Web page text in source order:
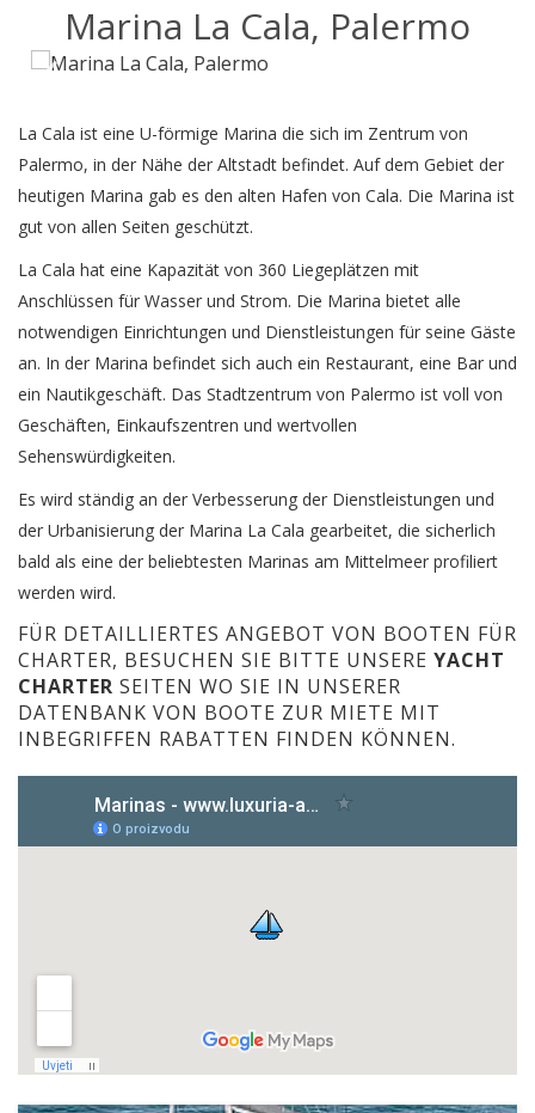
Marina La Cala, Palermo
La Cala ist eine U-förmige Marina die sich im Zentrum von
Palermo, in der Nähe der Altstadt befindet. Auf dem Gebiet der
heutigen Marina gab es den alten Hafen von Cala. Die Marina ist
gut von allen Seiten geschützt.
La Cala hat eine Kapazität von 360 Liegeplätzen mit
Anschlüssen für Wasser und Strom. Die Marina bietet alle
notwendigen Einrichtungen und Dienstleistungen für seine Gäste
an. In der Marina befindet sich auch ein Restaurant, eine Bar und
ein Nautikgeschäft. Das Stadtzentrum von Palermo ist voll von
Geschäften, Einkaufszentren und wertvollen
Sehenswürdigkeiten.
Es wird ständig an der Verbesserung der Dienstleistungen und
der Urbanisierung der Marina La Cala gearbeitet, die sicherlich
bald als eine der beliebtesten Marinas am Mittelmeer profiliert
werden wird.
FÜR DETAILLIERTES ANGEBOT VON BOOTEN FÜR
CHARTER, BESUCHEN SIE BITTE UNSERE YACHT
CHARTER SEITEN WO SIE IN UNSERER
DATENBANK VON BOOTE ZUR MIETE MIT
INBEGRIFFEN RABATTEN FINDEN KÖNNEN.